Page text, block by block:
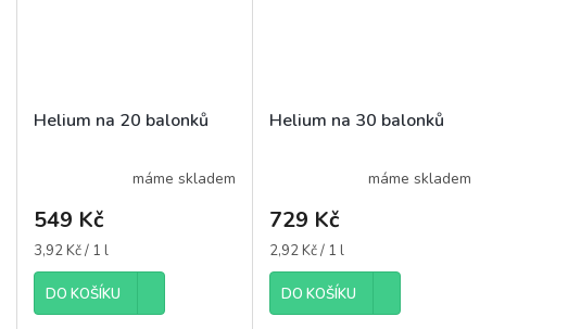
Helium na 20 balonků
máme skladem
549 Kč
Měrná
cena:
3,92 Kč / 1 l
DO KOŠÍKU
Helium na 30 balonků
máme skladem
729 Kč
Měrná
cena:
2,92 Kč / 1 l
DO KOŠÍKU